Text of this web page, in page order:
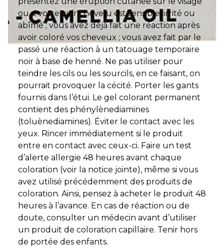
ou si votre cuir chevelu est sensible, irrité ou
abîmé ; vous avez déjà fait une réaction après
avoir coloré vos cheveux ; vous avez fait par le
passé une réaction à un tatouage temporaire
noir à base de henné. Ne pas utiliser pour
teindre les cils ou les sourcils, en ce faisant, on
pourrait provoquer la cécité. Porter les gants
fournis dans l’étui. Le gel colorant permanent
contient des phénylènediamines
(toluènediamines). Éviter le contact avec les
yeux. Rincer immédiatement si le produit
entre en contact avec ceux-ci. Faire un test
d’alerte allergie 48 heures avant chaque
coloration (voir la notice jointe), même si vous
avez utilisé précédemment des produits de
coloration. Ainsi, pensez à acheter le produit 48
heures à l’avance. En cas de réaction ou de
doute, consulter un médecin avant d’utiliser
un produit de coloration capillaire. Tenir hors
de portée des enfants.